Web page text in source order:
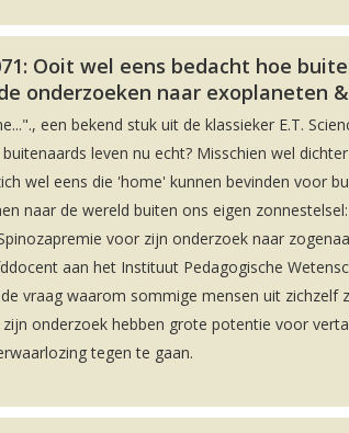
Ooit wel eens bedacht hoe
onderzoeken naar exoplaneten
een bekend stuk uit de klassieker E.T.
leven nu echt? Misschien wel
wel eens die 'home' kunnen bevinden voor
naar de wereld buiten ons eigen
voor zijn onderzoek naar
aan het Instituut Pedagogische
vraag waarom sommige mensen uit zichzelf
zijn onderzoek hebben grote potentie voor
tegen te gaan.